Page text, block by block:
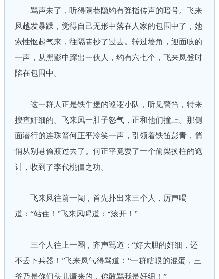
骂声未了，听得隔巷隐约有弹指传声的暗号。飞来
凤越发暴躁，觉得自己无形中落在人家的包围中了，她
索性怄起气来，往隔巷抄了过去。转过墙角，迎面吱的
一声，从黑影中蹿出一伙人，约有六七个，飞来凤登时
陷在包围中。
这一群人正是铁牛堡的巡逻小队，听见警笛，特来
搜查奸细的。飞来凤一肚子怒气，正和他们撞上。那侧
面潜行的连珠箭何正平冷笑一声，引领着铁笛彭青，悄
悄从别巷偷渡过去了。何正平竟耍了一个偷梁换柱的诡
计，收到了李代桃僵之功。
飞来凤往前一闯，首先扑出来三个人，厉声喝
道：“站住！”飞来凤喝道：“滚开！”
三个人往上一圈，齐声骂道：“好大胆的奸细，还
不丢下兵器！”飞来凤气得骂道：“一群瞎眼的混蛋，三
爷乃是你们头儿请来的，你敢骂我是奸细！”